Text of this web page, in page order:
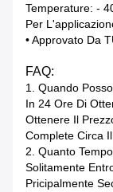
Temperature: -
Per
• Approvato Da
FAQ:
1. Quando
In 24 Ore Di
Ottenere Il
Complete Circa
2. Quanto
Solitamente
Pricipalmente